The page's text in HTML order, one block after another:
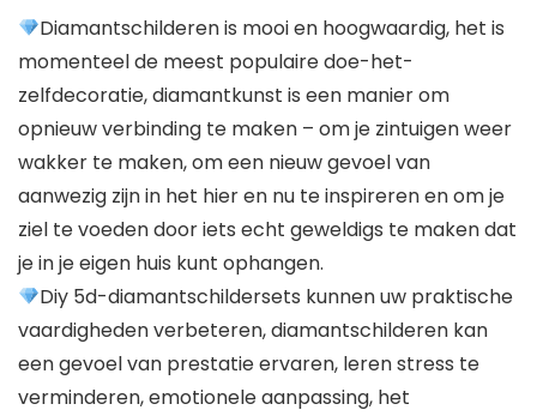
Diamantschilderen is mooi en hoogwaardig, het is
momenteel de meest populaire doe-het-
zelfdecoratie, diamantkunst is een manier om
opnieuw verbinding te maken – om je zintuigen weer
wakker te maken, om een ​​nieuw gevoel van
aanwezig zijn in het hier en nu te inspireren en om je
ziel te voeden door iets echt geweldigs te maken dat
je in je eigen huis kunt ophangen.
Diy 5d-diamantschildersets kunnen uw praktische
vaardigheden verbeteren, diamantschilderen kan
een gevoel van prestatie ervaren, leren stress te
verminderen, emotionele aanpassing, het